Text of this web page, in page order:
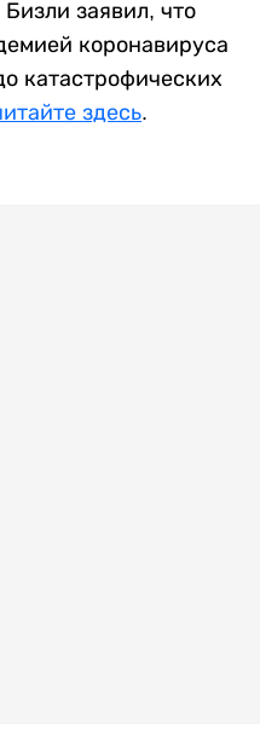
заявил, что
коронавируса
катастрофических
здесь.